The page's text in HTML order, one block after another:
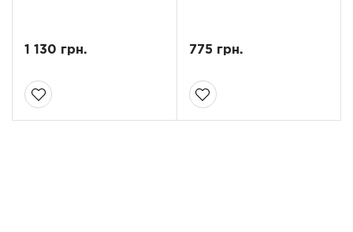
1 130 грн. 775 грн.